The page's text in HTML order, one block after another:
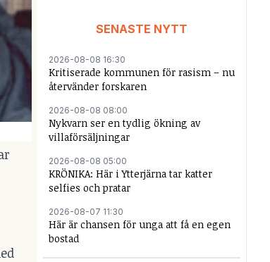
SENASTE NYTT
2026-08-08 16:30
Kritiserade kommunen för rasism – nu
återvänder forskaren
2026-08-08 08:00
Nykvarn ser en tydlig ökning av
villaförsäljningar
2026-08-08 05:00
KRÖNIKA: Här i Ytterjärna tar katter
selfies och pratar
2026-08-07 11:30
Här är chansen för unga att få en egen
bostad